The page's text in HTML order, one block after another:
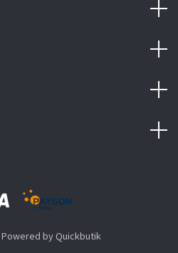
Powered by Quickbutik